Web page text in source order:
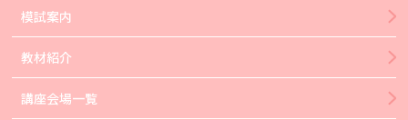
模試案内
教材紹介
講座会場一覧